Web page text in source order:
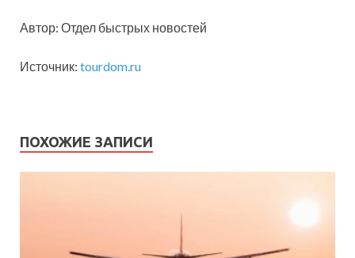
Автор: Отдел быстрых новостей
Источник: tourdom.ru
ПОХОЖИЕ ЗАПИСИ